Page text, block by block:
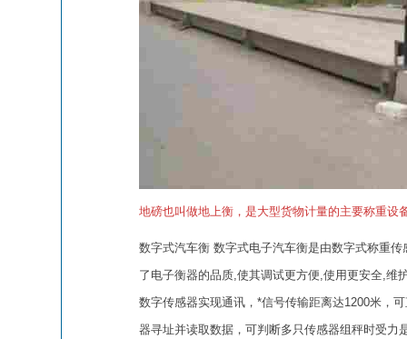
地磅也叫做地上衡，是大型货物计量的主要称重设
数字式汽车衡 数字式电子汽车衡是由数字式称重
了电子衡器的品质,使其调试更方便,使用更安全,维
数字传感器实现通讯，*信号传输距离达1200米，
器寻址并读取数据，可判断多只传感器组秤时受